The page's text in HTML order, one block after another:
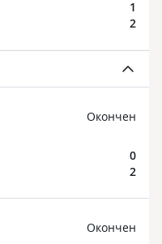
1
2
Oкончен
0
2
Oкончен